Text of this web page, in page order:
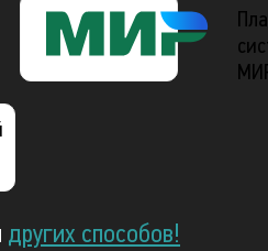
других способов!